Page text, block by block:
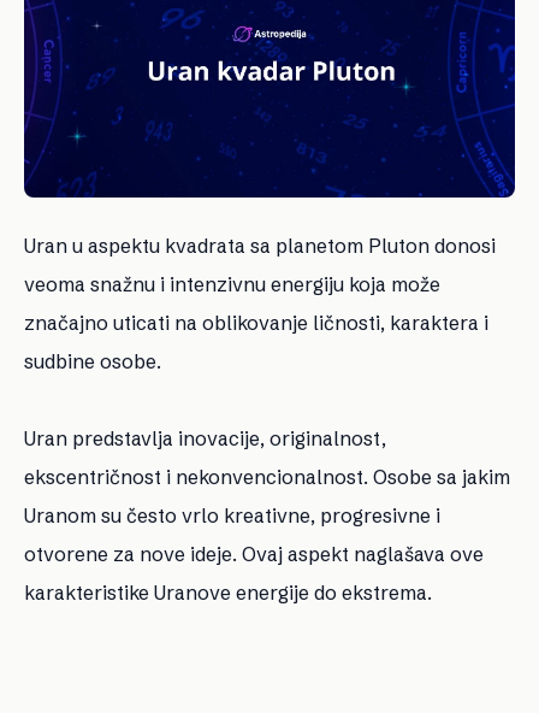
Uran u aspektu kvadrata sa planetom Pluton donosi
veoma snažnu i intenzivnu energiju koja može
značajno uticati na oblikovanje ličnosti, karaktera i
sudbine osobe.
Uran predstavlja inovacije, originalnost,
ekscentričnost i nekonvencionalnost. Osobe sa jakim
Uranom su često vrlo kreativne, progresivne i
otvorene za nove ideje. Ovaj aspekt naglašava ove
karakteristike Uranove energije do ekstrema.